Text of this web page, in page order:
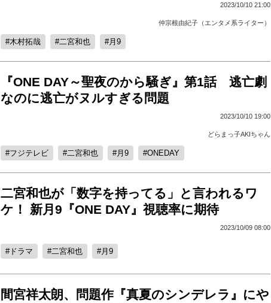
2023/10/10 21:00
仲宗根由紀子（エンタメ系ライター）
木村拓哉 二宮和也 月9
『ONE DAY～聖夜のから騒ぎ』第1話 逃亡劇
なのに逃亡がヌルすぎる問題
2023/10/10 19:00
どらまっ子AKIちゃん
フジテレビ 二宮和也 月9 ONEDAY
二宮和也が「数字を持ってる」と言われるワ
ケ！ 新月9『ONE DAY』視聴率に期待
2023/10/09 08:00
ドラマ 二宮和也 月9
間宮祥太朗、問題作『真夏のシンデレラ』にや